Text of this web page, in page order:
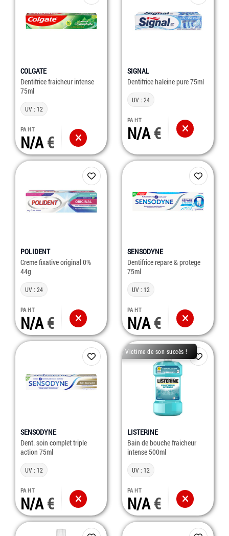
COLGATE
Dentifrice fraicheur intense
75ml
UV : 12
PA HT
N/A
SIGNAL
Dentifrice haleine pure 75ml
UV : 24
PA HT
N/A
POLIDENT
Creme fixative original 0%
44g
UV : 24
PA HT
N/A
SENSODYNE
Dentifrice repare & protege
75ml
UV : 12
PA HT
N/A
SENSODYNE
Dent. soin complet triple
action 75ml
UV : 12
PA HT
N/A
Victime de son succès !
LISTERINE
Bain de bouche fraicheur
intense 500ml
UV : 12
PA HT
N/A